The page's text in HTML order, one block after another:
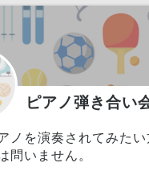
ピアノ弾き合い
ノを演奏されてみた
問いません。